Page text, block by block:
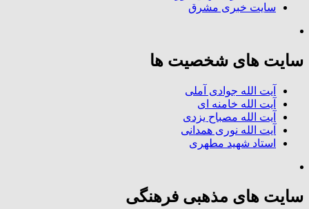
سایت خبری مشرق
سایت های شخصیت ها
آیت الله جوادی آملی
آیت الله خامنه ای
آیت الله مصباح یزدی
آیت الله نوری همدانی
استاد شهید مطهری
سایت های مذهبی فرهنگی